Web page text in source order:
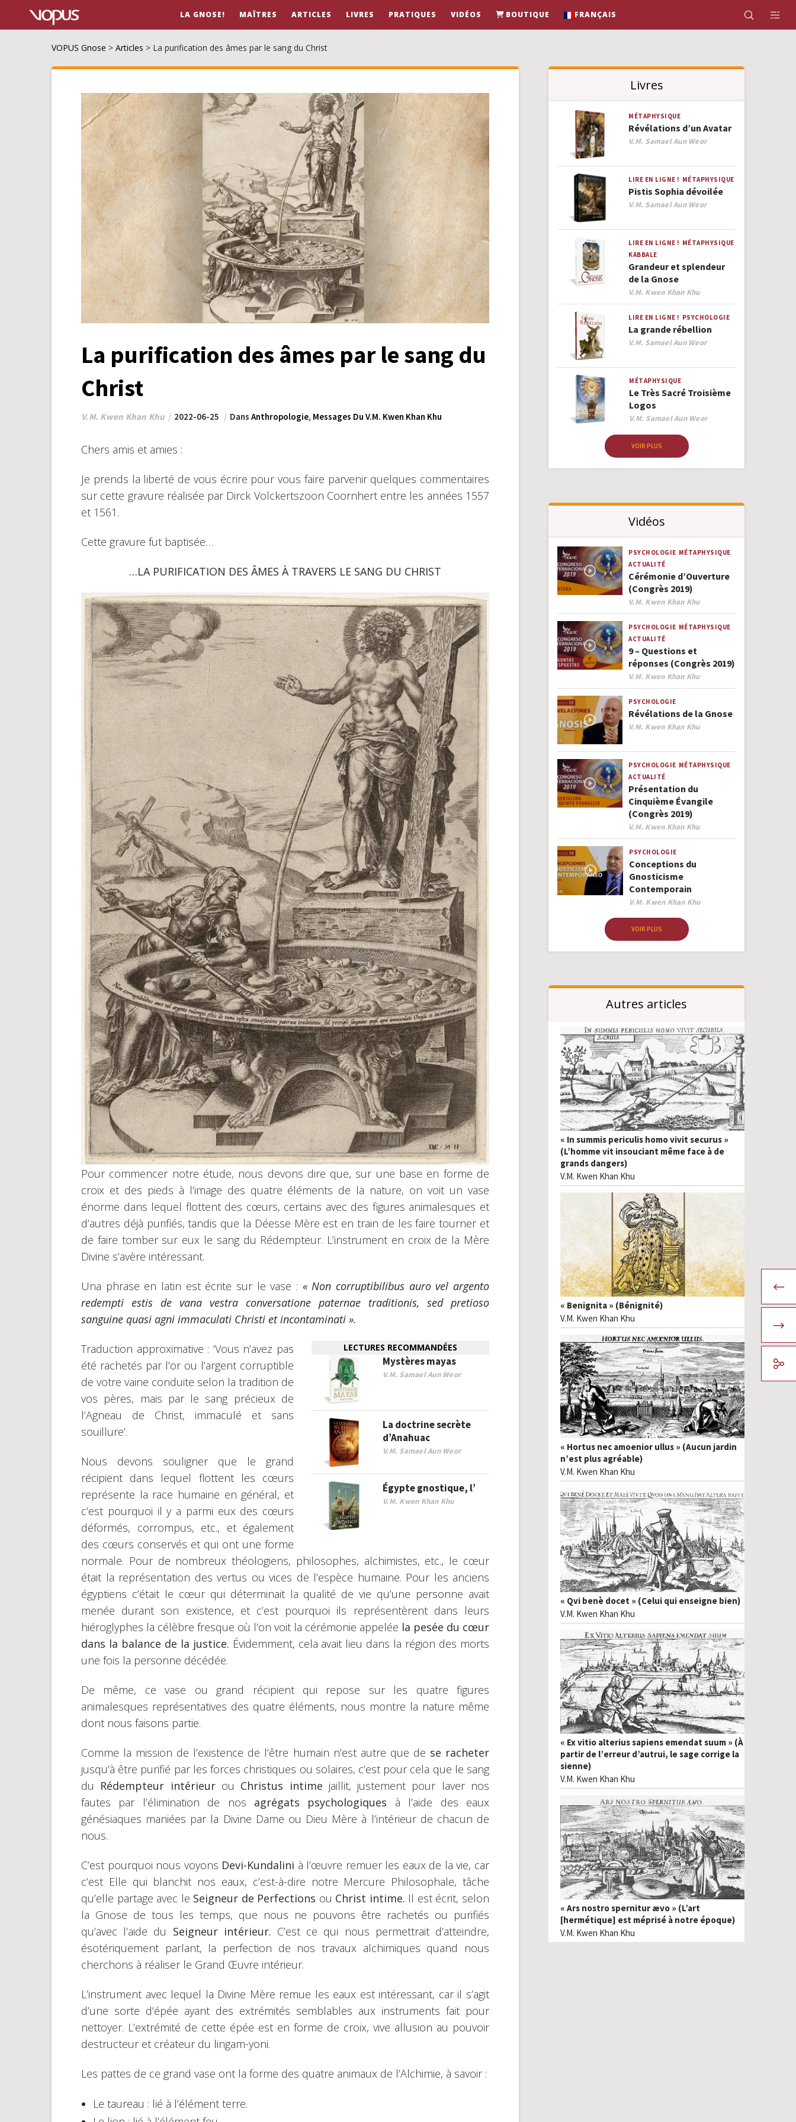
LA GNOSE! MAÎTRES ARTICLES LIVRES PRATIQUES VIDÉOS BOUTIQUE FRANÇAIS
VOPUS Gnose > Articles > La purification des âmes par le sang du Christ
La purification des âmes par le sang du
Christ
V.M. Kwen Khan Khu 2022-06-25 Dans Anthropologie, Messages Du V.M. Kwen Khan Khu
Chers amis et amies :
Je prends la liberté de vous écrire pour vous faire parvenir quelques commentaires
sur cette gravure réalisée par Dirck Volckertszoon Coornhert entre les années 1557
et 1561.
Cette gravure fut baptisée…
…LA PURIFICATION DES ÂMES À TRAVERS LE SANG DU CHRIST
Pour commencer notre étude, nous devons dire que, sur une base en forme de
croix et des pieds à l’image des quatre éléments de la nature, on voit un vase
énorme dans lequel flottent des cœurs, certains avec des figures animalesques et
d’autres déjà purifiés, tandis que la Déesse Mère est en train de les faire tourner et
de faire tomber sur eux le sang du Rédempteur. L’instrument en croix de la Mère
Divine s’avère intéressant.
Una phrase en latin est écrite sur le vase : « Non corruptibilibus auro vel argento
redempti estis de vana vestra conversatione paternae traditionis, sed pretioso
sanguine quasi agni immaculati Christi et incontaminati ».
LECTURES RECOMMANDÉES
Mystères mayas
V.M. Samael Aun Weor
La doctrine secrète
d’Anahuac
V.M. Samael Aun Weor
Égypte gnostique, l’
V.M. Kwen Khan Khu
Traduction approximative : ‘Vous n’avez pas
été rachetés par l’or ou l’argent corruptible
de votre vaine conduite selon la tradition de
vos pères, mais par le sang précieux de
l’Agneau de Christ, immaculé et sans
souillure’.
Nous devons souligner que le grand
récipient dans lequel flottent les cœurs
représente la race humaine en général, et
c’est pourquoi il y a parmi eux des cœurs
déformés, corrompus, etc., et également
des cœurs conservés et qui ont une forme
normale. Pour de nombreux théologiens, philosophes, alchimistes, etc., le cœur
était la représentation des vertus ou vices de l’espèce humaine. Pour les anciens
égyptiens c’était le cœur qui déterminait la qualité de vie qu’une personne avait
menée durant son existence, et c’est pourquoi ils représentèrent dans leurs
hiéroglyphes la célèbre fresque où l’on voit la cérémonie appelée la pesée du cœur
dans la balance de la justice. Évidemment, cela avait lieu dans la région des morts
une fois la personne décédée.
De même, ce vase ou grand récipient qui repose sur les quatre figures
animalesques représentatives des quatre éléments, nous montre la nature même
dont nous faisons partie.
Comme la mission de l’existence de l’être humain n’est autre que de se racheter
jusqu’à être purifié par les forces christiques ou solaires, c’est pour cela que le sang
du Rédempteur intérieur ou Christus intime jaillit, justement pour laver nos
fautes par l’élimination de nos agrégats psychologiques à l’aide des eaux
génésiaques maniées par la Divine Dame ou Dieu Mère à l’intérieur de chacun de
nous.
C’est pourquoi nous voyons Devi-Kundalini à l’œuvre remuer les eaux de la vie, car
c’est Elle qui blanchit nos eaux, c’est-à-dire notre Mercure Philosophale, tâche
qu’elle partage avec le Seigneur de Perfections ou Christ intime. Il est écrit, selon
la Gnose de tous les temps, que nous ne pouvons être rachetés ou purifiés
qu’avec l’aide du Seigneur intérieur. C’est ce qui nous permettrait d’atteindre,
ésotériquement parlant, la perfection de nos travaux alchimiques quand nous
cherchons à réaliser le Grand Œuvre intérieur.
L’instrument avec lequel la Divine Mère remue les eaux est intéressant, car il s’agit
d’une sorte d’épée ayant des extrémités semblables aux instruments fait pour
nettoyer. L’extrémité de cette épée est en forme de croix, vive allusion au pouvoir
destructeur et créateur du lingam-yoni.
Les pattes de ce grand vase ont la forme des quatre animaux de l’Alchimie, à savoir :
Le taureau : lié à l’élément terre.
Livres
MÉTAPHYSIQUE
Révélations d’un Avatar
Author
V.M. Samael Aun Weor
LIRE EN LIGNE ! MÉTAPHYSIQUE
Pistis Sophia dévoilée
Author
V.M. Samael Aun Weor
LIRE EN LIGNE ! MÉTAPHYSIQUE
KABBALE
Grandeur et splendeur
de la Gnose
Author
V.M. Kwen Khan Khu
LIRE EN LIGNE ! PSYCHOLOGIE
La grande rébellion
Author
V.M. Samael Aun Weor
MÉTAPHYSIQUE
Le Très Sacré Troisième
Logos
Author
V.M. Samael Aun Weor
VOIR PLUS
Vidéos
PSYCHOLOGIE MÉTAPHYSIQUE
ACTUALITÉ
Cérémonie d’Ouverture
(Congrès 2019)
Author
V.M. Kwen Khan Khu
PSYCHOLOGIE MÉTAPHYSIQUE
ACTUALITÉ
9 – Questions et
réponses (Congrès 2019)
Author
V.M. Kwen Khan Khu
PSYCHOLOGIE
Révélations de la Gnose
Author
V.M. Kwen Khan Khu
PSYCHOLOGIE MÉTAPHYSIQUE
ACTUALITÉ
Présentation du
Cinquième Évangile
(Congrès 2019)
Author
V.M. Kwen Khan Khu
PSYCHOLOGIE
Conceptions du
Gnosticisme
Contemporain
Author
V.M. Kwen Khan Khu
VOIR PLUS
Autres articles
« In summis periculis homo vivit securus »
(L’homme vit insouciant même face à de
grands dangers)
V.M. Kwen Khan Khu
« Benignita » (Bénignité)
V.M. Kwen Khan Khu
« Hortus nec amoenior ullus » (Aucun jardin
n’est plus agréable)
V.M. Kwen Khan Khu
« Qvi benè docet » (Celui qui enseigne bien)
V.M. Kwen Khan Khu
« Ex vitio alterius sapiens emendat suum » (À
partir de l’erreur d’autrui, le sage corrige la
sienne)
V.M. Kwen Khan Khu
« Ars nostro spernitur ævo » (L’art
[hermétique] est méprisé à notre époque)
V.M. Kwen Khan Khu